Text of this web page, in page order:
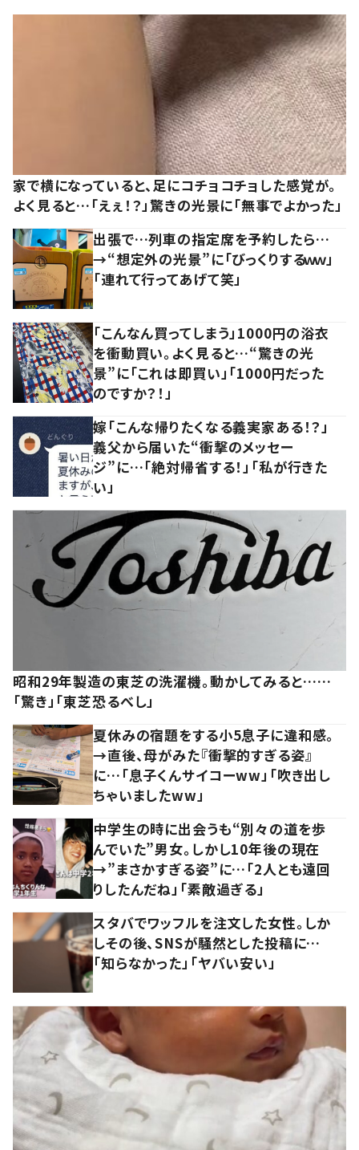
家で横になっていると、足にコチョコチョした感覚が。
よく見ると…「えぇ！？」驚きの光景に「無事でよかった」
出張で…列車の指定席を予約したら…
→“想定外の光景”に「びっくりするｗｗ」
「連れて行ってあげて笑」
「こんなん買ってしまう」1000円の浴衣
を衝動買い。よく見ると…“驚きの光
景”に「これは即買い」「1000円だった
のですか？！」
嫁「こんな帰りたくなる義実家ある！？」
義父から届いた“衝撃のメッセー
ジ”に…「絶対帰省する！」「私が行きた
い」
昭和29年製造の東芝の洗濯機。動かしてみると……
「驚き」「東芝恐るべし」
夏休みの宿題をする小5息子に違和感。
→直後、母がみた『衝撃的すぎる姿』
に…「息子くんサイコーww」「吹き出し
ちゃいましたww」
中学生の時に出会うも“別々の道を歩
んでいた”男女。しかし10年後の現在
→”まさかすぎる姿”に…「2人とも遠回
りしたんだね」「素敵過ぎる」
スタバでワッフルを注文した女性。しか
しその後、SNSが騒然とした投稿に…
「知らなかった」「ヤバい安い」